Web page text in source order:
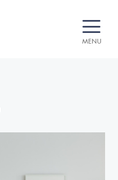
MENU